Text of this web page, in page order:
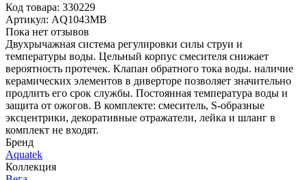
Код товара: 330229
Артикул: AQ1043MB
Пока нет отзывов
Двухрычажная система регулировки силы струи и
температуры воды. Цельный корпус смесителя снижает
вероятность протечек. Клапан обратного тока воды. наличие
керамических элементов в диверторе позволяет значительно
продлить его срок службы. Постоянная температура воды и
защита от ожогов. В комплекте: смеситель, S-образные
эксцентрики, декоративные отражатели, лейка и шланг в
комплект не входят.
Бренд
Aquatek
Коллекция